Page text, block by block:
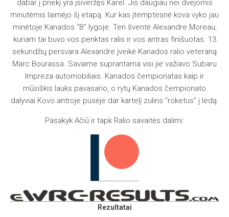
dabar į priekį yra įsiveržęs Karel. Jis daugiau nei dvejomis
minutėmis laimėjo šį etapą. Kur kas įtemptesnė kova vyko jau
minėtoje Kanados “B” lygoje. Ten šventė Alexandre Moreau,
kuriam tai buvo vos penktas ralis ir vos antras finišuotas. 13
sekundžių persvara Alexandre įveikė Kanados ralio veteraną
Marc Bourassa. Savaime suprantama visi jie važiavo Subaru
Impreza automobiliais. Kanados čempionatas kaip ir
mūsiškis lauks pavasario, o rytų Kanados čempionato
dalyviai Kovo antroje pusėje dar kartelį zulins “roketus” į ledą.
Pasakyk Ačiū ir tapk Ralio savaitės dalimi:
Rezultatai